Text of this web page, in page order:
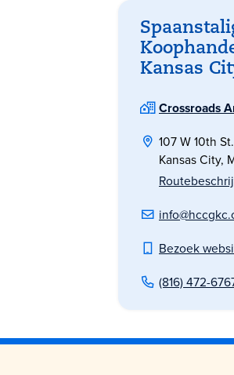
Kansas
Crossroads
107 W 10th St.
Kansas City,
Bezoek
(816) 472-